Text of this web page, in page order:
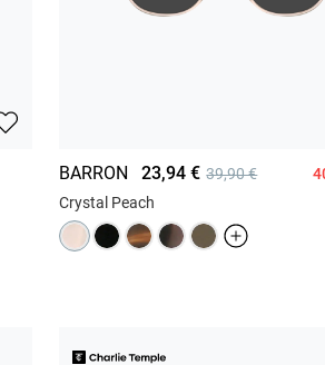
BARRON 23,94 € 39,90 €
Crystal Peach